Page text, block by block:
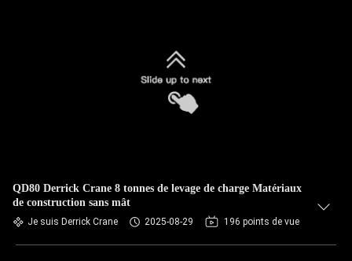
QD80 Derrick Crane 8 tonnes de levage de charge Matériaux
de construction sans mât
Je suis Derrick Crane 2025-08-29 196 points de vue